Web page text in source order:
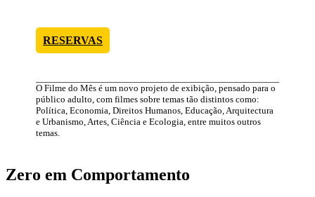
RESERVAS
O Filme do Mês é um novo projeto de exibição, pensado para o
público adulto, com filmes sobre temas tão distintos como:
Política, Economia, Direitos Humanos, Educação, Arquitectura
e Urbanismo, Artes, Ciência e Ecologia, entre muitos outros
temas.
Zero em Comportamento